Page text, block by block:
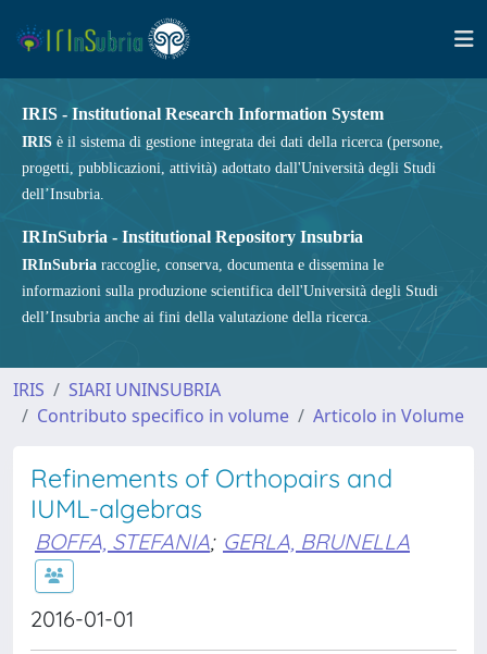
IRIS - Institutional Research Information System
IRIS è il sistema di gestione integrata dei dati della ricerca (persone,
progetti, pubblicazioni, attività) adottato dall'Università degli Studi
dell’Insubria.
IRInSubria - Institutional Repository Insubria
IRInSubria raccoglie, conserva, documenta e dissemina le
informazioni sulla produzione scientifica dell'Università degli Studi
dell’Insubria anche ai fini della valutazione della ricerca.
IRIS
SIARI UNINSUBRIA
Contributo specifico in volume
Articolo in Volume
Refinements of Orthopairs and
IUML-algebras
BOFFA, STEFANIA; GERLA, BRUNELLA
2016-01-01